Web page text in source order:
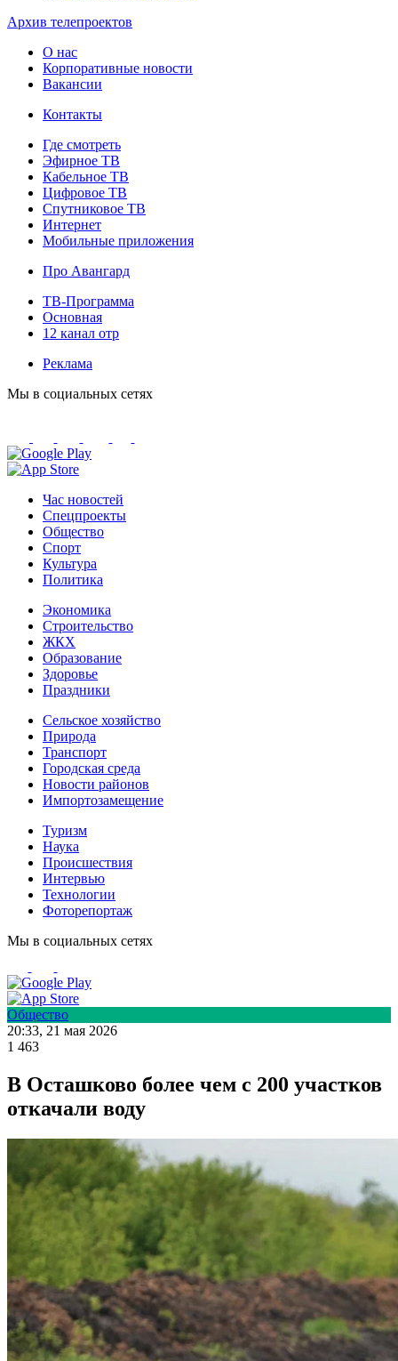
Архив телепроектов
О нас
Корпоративные новости
Вакансии
Контакты
Где смотреть
Эфирное ТВ
Кабельное ТВ
Цифровое ТВ
Спутниковое ТВ
Интернет
Мобильные приложения
Про Авангард
ТВ-Программа
Основная
12 канал отр
Реклама
Мы в социальных сетях
Час новостей
Спецпроекты
Общество
Спорт
Культура
Политика
Экономика
Строительство
ЖКХ
Образование
Здоровье
Праздники
Сельское хозяйство
Природа
Транспорт
Городская среда
Новости районов
Импортозамещение
Туризм
Наука
Происшествия
Интервью
Технологии
Фоторепортаж
Мы в социальных сетях
Общество
20:33, 21 мая 2026
1 463
В Осташково более чем с 200 участков
откачали воду